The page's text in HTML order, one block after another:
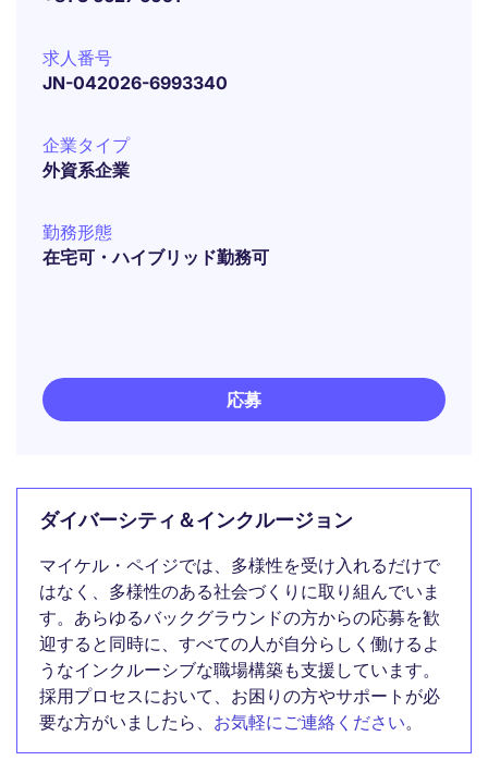
求人番号
JN-042026-6993340
企業タイプ
外資系企業
勤務形態
在宅可・ハイブリッド勤務可
応募
ダイバーシティ＆インクルージョン
マイケル・ペイジでは、多様性を受け入れるだけで
はなく、多様性のある社会づくりに取り組んでいま
す。あらゆるバックグラウンドの方からの応募を歓
迎すると同時に、すべての人が自分らしく働けるよ
うなインクルーシブな職場構築も支援しています。
採用プロセスにおいて、お困りの方やサポートが必
要な方がいましたら、 お気軽にご連絡ください。